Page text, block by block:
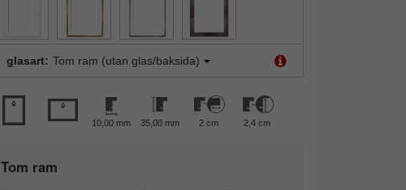
glasart: Tom ram (utan glas/baksida)
10,00 mm 35,00 mm 2 cm 2,4 cm
Tom ram